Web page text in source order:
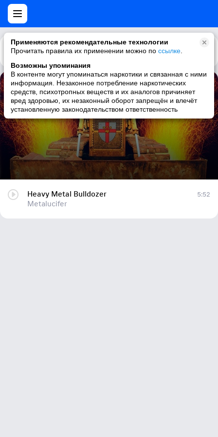
Применяются рекомендательные технологии
Прочитать правила их применении можно по ссылке
Возможны упоминания
В контенте могут упоминаться наркотики и связанная с ними
информация. Незаконное потребление наркотических
средств, психотропных веществ и их аналогов причиняет
вред здоровью, их незаконный оборот запрещён и влечёт
установленную законодательством ответственность
Каталог Рекомендации
Heavy Metal Bulldozer
Metalucifer
Heavy Metal Bulldozer
Metalucifer
5:52